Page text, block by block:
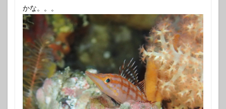
かな。。。